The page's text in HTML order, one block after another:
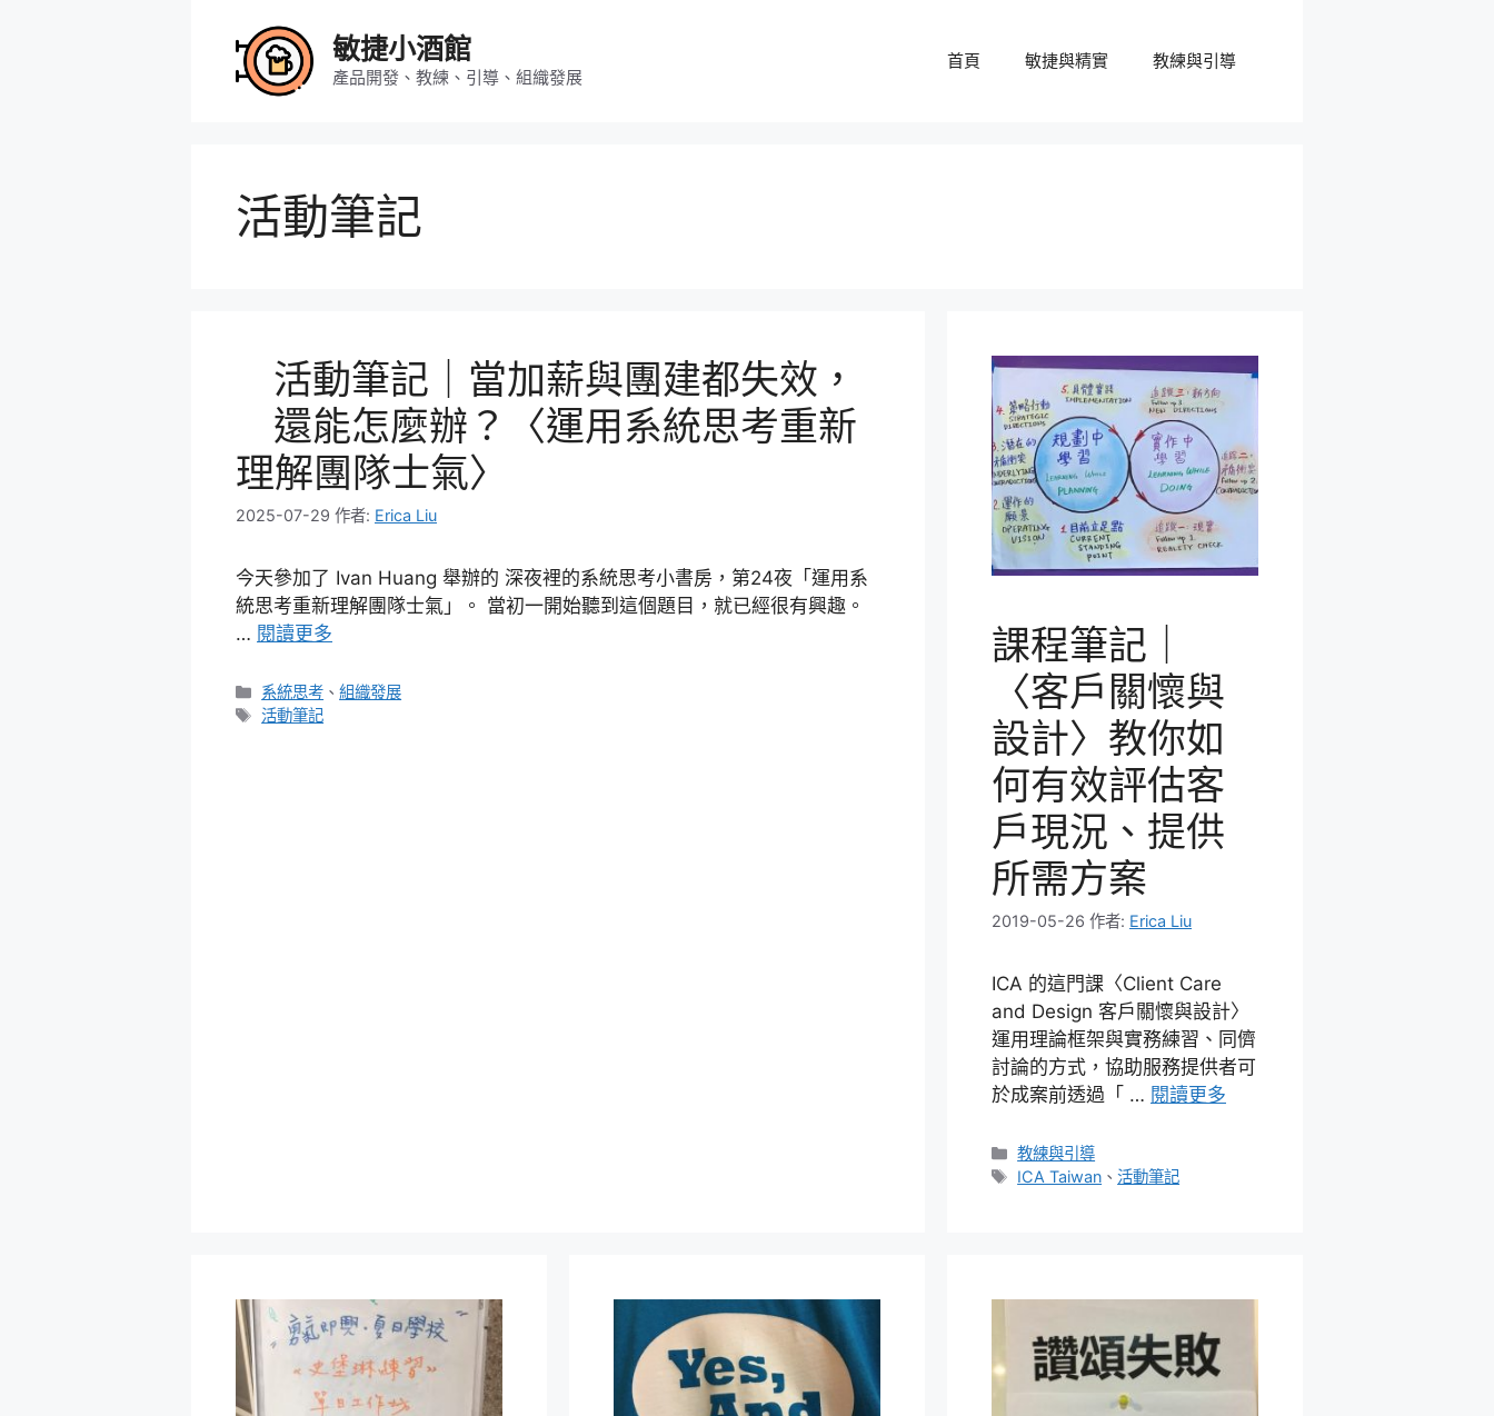
敏捷小酒館
產品開發、教練、引導、組織發展
首頁 敏捷與精實 教練與引導
活動筆記
活動筆記｜當加薪與團建都失效，
還能怎麼辦？〈運用系統思考重新
理解團隊士氣〉
2025-07-29 作者: Erica Liu
今天參加了 Ivan Huang 舉辦的 深夜裡的系統思考小書房，第24夜「運用系
統思考重新理解團隊士氣」。 當初一開始聽到這個題目，就已經很有興趣。
… 閱讀更多
分
類
系統思考 、組織發展
標
活動筆記
課程筆記｜
〈客戶關懷與
設計〉教你如
何有效評估客
戶現況、提供
所需方案
2019-05-26 作者: Erica Liu
ICA 的這門課〈Client Care
and Design 客戶關懷與設計〉
運用理論框架與實務練習、同儕
討論的方式，協助服務提供者可
於成案前透過「 … 閱讀更多
分
類
教練與引導
標
ICA Taiwan 、活動筆記